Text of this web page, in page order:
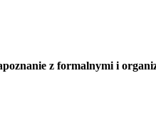
z formalnymi i